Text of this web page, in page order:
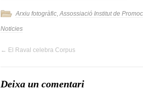
Arxiu fotogràfic,Assossiació Institut de
Noticies
← El Raval celebra Corpus
Deixa un comentari